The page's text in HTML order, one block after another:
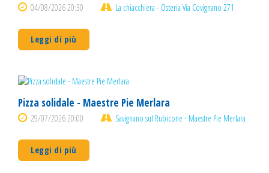
04/08/2026 20:30 La chiacchiera - Osteria Via Covignano 271
Leggi di più
Pizza solidale - Maestre Pie Merlara
29/07/2026 20:00 Savignano sul Rubicone - Maestre Pie Merlara
Leggi di più